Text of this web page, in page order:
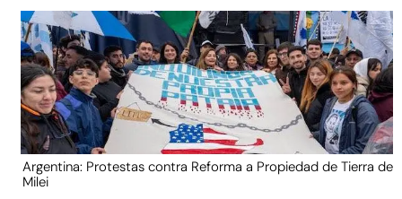
Argentina: Protestas contra Reforma a Propiedad de Tierra de
Milei